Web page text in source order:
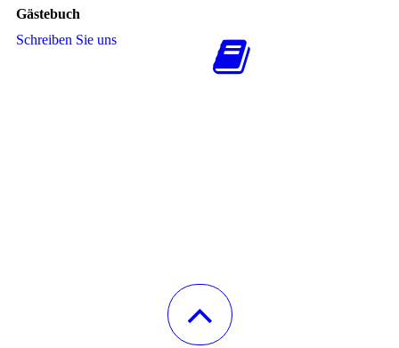
Gästebuch
Schreiben Sie uns